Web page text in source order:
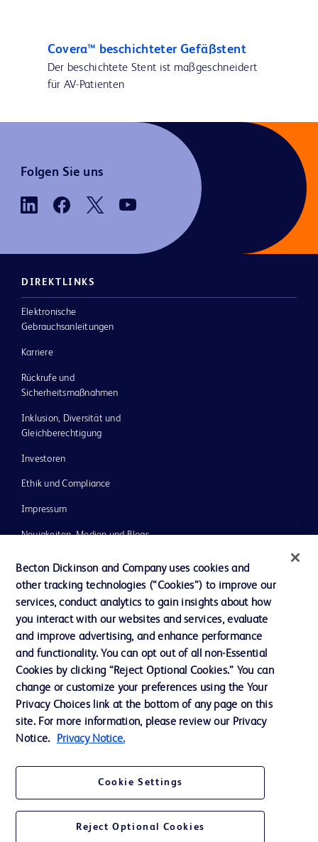
Covera™ beschichteter Gefäßstent
Der beschichtete Stent ist maßgeschneidert
für AV-Patienten
Folgen Sie uns
DIREKTLINKS
Elektronische
Gebrauchsanleitungen
Karriere
Rückrufe und
Sicherheitsmaßnahmen
Inklusion, Diversität und
Gleichberechtigung
Investoren
Ethik und Compliance
Impressum
Neuigkeiten, Medien und Blogs
Unser Unternehmen
AGB
Kontaktieren Sie uns
Cookie-Einstellungen
Datenschutz
Nutzungsbedingungen
© 2026 BD. Alle Rechte vorbehalten. BD und das BD-Logo sind Marken von
Becton Dickinson and Company uses cookies and
other tracking technologies (“Cookies”) to improve our
services, conduct analytics to gain insights about how
you interact with our websites and services, evaluate
and improve advertising, and enhance performance
and functionality. You can opt out of all non-Essential
Cookies by clicking “Reject Optional Cookies.” You can
change or customize your preferences using the Your
Privacy Choices link at the bottom of any page on this
site. For more information, please review our Privacy
Notice.
Privacy Notice.
Cookie Settings
Reject Optional Cookies